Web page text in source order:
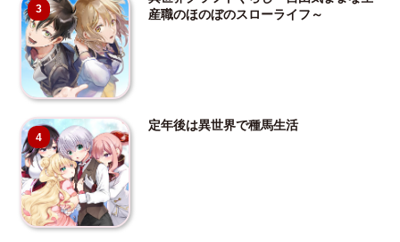
3
産職のほのぼのスローライフ～
4
定年後は異世界で種馬生活